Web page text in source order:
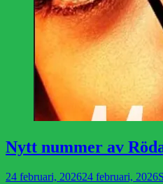
Nytt nummer av
Publicerad
24 februari, 202624 februari, 2026